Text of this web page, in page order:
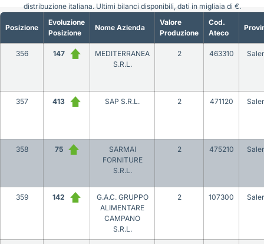
Posizione
Evoluzione
Posizione
Nome Azienda
Valore
Produzione
Cod.
Ateco
356 147
MEDITERRANEA
S.R.L.
2 463310
357 413 SAP S.R.L. 2 471120
358 75
SARMAI
FORNITURE
S.R.L.
2 475210
359 142
G.A.C. GRUPPO
ALIMENTARE
CAMPANO
S.R.L.
2 107300
distribuzione italiana. Ultimi bilanci disponibili, dati in migliaia di €.